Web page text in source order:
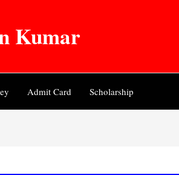
Kumar
Admit Card Scholarship